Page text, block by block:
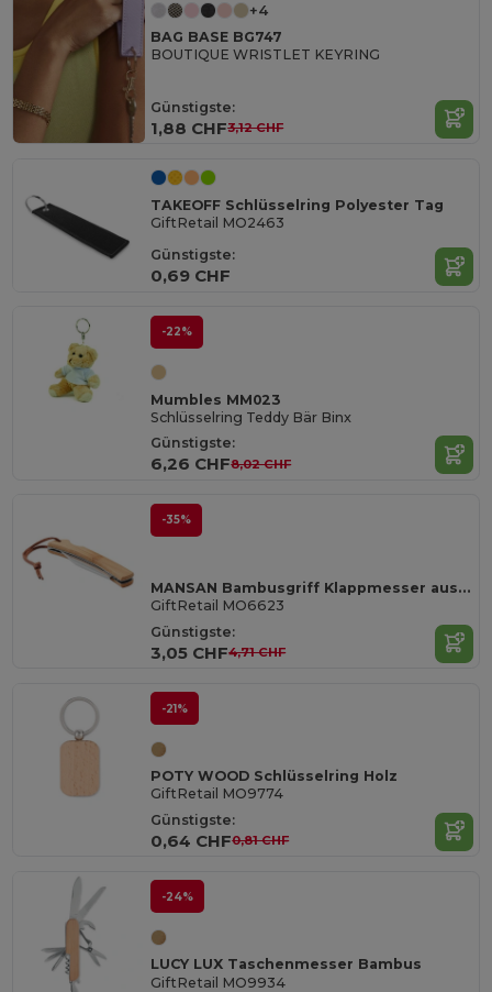
+4
BAG BASE BG747
BOUTIQUE WRISTLET KEYRING
Günstigste:
1,88 CHF3,12 CHF
TAKEOFF Schlüsselring Polyester Tag
GiftRetail MO2463
Günstigste:
0,69 CHF
-22%
Mumbles MM023
Schlüsselring Teddy Bär Binx
Günstigste:
6,26 CHF8,02 CHF
-35%
MANSAN Bambusgriff Klappmesser aus Edelstahl
GiftRetail MO6623
Günstigste:
3,05 CHF4,71 CHF
-21%
POTY WOOD Schlüsselring Holz
GiftRetail MO9774
Günstigste:
0,64 CHF0,81 CHF
-24%
LUCY LUX Taschenmesser Bambus
GiftRetail MO9934